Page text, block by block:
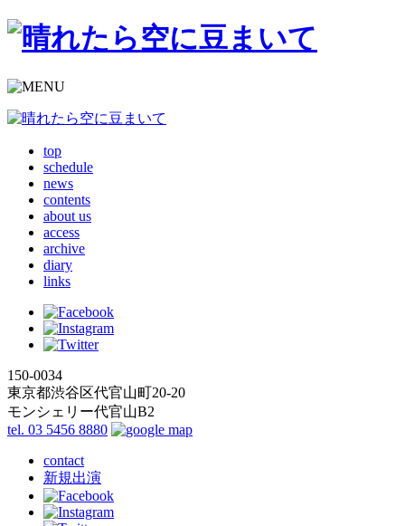
top
schedule
news
contents
about us
access
archive
diary
links
150-0034
東京都渋谷区代官山町20-20
モンシェリー代官山B2
tel. 03 5456 8880
contact
新規出演